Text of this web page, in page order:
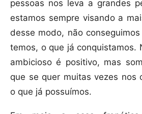
pessoas nos leva a grandes
estamos sempre visando a
desse modo, não
temos, o que já conquistamos.
ambicioso é positivo, mas
que se quer muitas vezes nos
o que já possuímos.